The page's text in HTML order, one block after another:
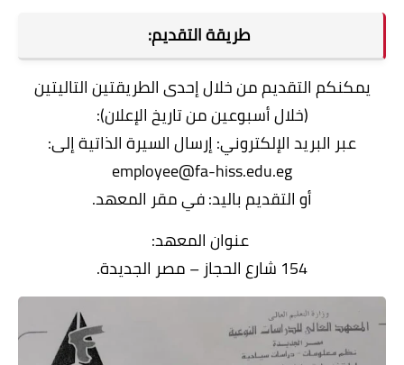
طريقة التقديم:
يمكنكم التقديم من خلال إحدى الطريقتين التاليتين
(خلال أسبوعين من تاريخ الإعلان):
عبر البريد الإلكتروني: إرسال السيرة الذاتية إلى:
employee@fa-hiss.edu.eg
أو التقديم باليد: في مقر المعهد.
عنوان المعهد:
154 شارع الحجاز – مصر الجديدة.